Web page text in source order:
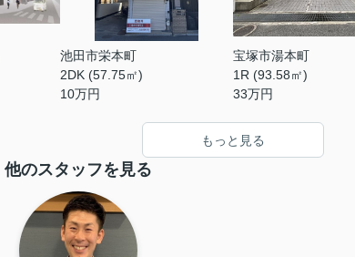
池田市栄本町
2DK (57.75㎡)
10万円
宝塚市湯本町
1R (93.58㎡)
33万円
もっと見る
他のスタッフを見る